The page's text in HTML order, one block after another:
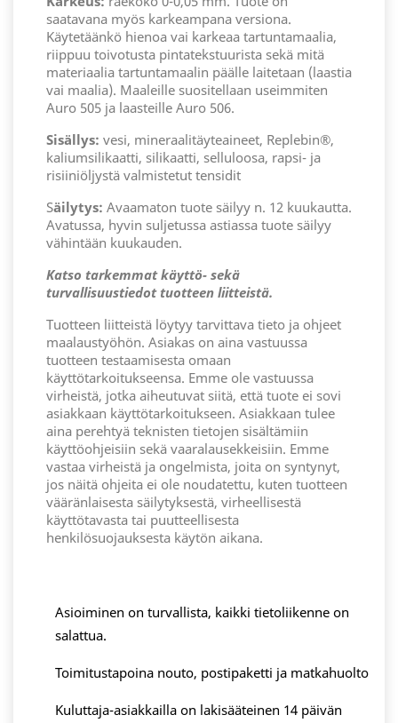
saatavana myös karkeampana versiona.
Käytetäänkö hienoa vai karkeaa tartuntamaalia,
riippuu toivotusta pintatekstuurista sekä mitä
materiaalia tartuntamaalin päälle laitetaan (laastia
vai maalia). Maaleille suositellaan useimmiten
Auro 505 ja laasteille Auro 506.
Sisällys: vesi, mineraalitäyteaineet, Replebin®,
kaliumsilikaatti, silikaatti, selluloosa, rapsi- ja
risiiniöljystä valmistetut tensidit
Säilytys: Avaamaton tuote säilyy n. 12 kuukautta.
Avatussa, hyvin suljetussa astiassa tuote säilyy
vähintään kuukauden.
Katso tarkemmat käyttö- sekä
turvallisuustiedot tuotteen liitteistä.
Tuotteen liitteistä löytyy tarvittava tieto ja ohjeet
maalaustyöhön. Asiakas on aina vastuussa
tuotteen testaamisesta omaan
käyttötarkoitukseensa. Emme ole vastuussa
virheistä, jotka aiheutuvat siitä, että tuote ei sovi
asiakkaan käyttötarkoitukseen. Asiakkaan tulee
aina perehtyä teknisten tietojen sisältämiin
käyttöohjeisiin sekä vaaralausekkeisiin. Emme
vastaa virheistä ja ongelmista, joita on syntynyt,
jos näitä ohjeita ei ole noudatettu, kuten tuotteen
vääränlaisesta säilytyksestä, virheellisestä
käyttötavasta tai puutteellisesta
henkilösuojauksesta käytön aikana.
Asioiminen on turvallista, kaikki tietoliikenne on
salattua.
Toimitustapoina nouto, postipaketti ja matkahuolto
Kuluttaja-asiakkailla on lakisääteinen 14 päivän